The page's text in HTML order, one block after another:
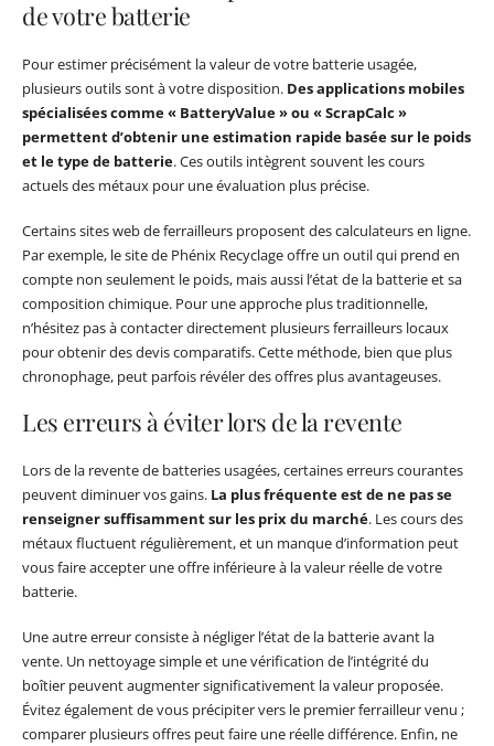
de votre batterie
Pour estimer précisément la valeur de votre batterie usagée,
plusieurs outils sont à votre disposition. Des applications mobiles
spécialisées comme « BatteryValue » ou « ScrapCalc »
permettent d’obtenir une estimation rapide basée sur le poids
et le type de batterie. Ces outils intègrent souvent les cours
actuels des métaux pour une évaluation plus précise.
Certains sites web de ferrailleurs proposent des calculateurs en ligne.
Par exemple, le site de Phénix Recyclage offre un outil qui prend en
compte non seulement le poids, mais aussi l’état de la batterie et sa
composition chimique. Pour une approche plus traditionnelle,
n’hésitez pas à contacter directement plusieurs ferrailleurs locaux
pour obtenir des devis comparatifs. Cette méthode, bien que plus
chronophage, peut parfois révéler des offres plus avantageuses.
Les erreurs à éviter lors de la revente
Lors de la revente de batteries usagées, certaines erreurs courantes
peuvent diminuer vos gains. La plus fréquente est de ne pas se
renseigner suffisamment sur les prix du marché. Les cours des
métaux fluctuent régulièrement, et un manque d’information peut
vous faire accepter une offre inférieure à la valeur réelle de votre
batterie.
Une autre erreur consiste à négliger l’état de la batterie avant la
vente. Un nettoyage simple et une vérification de l’intégrité du
boîtier peuvent augmenter significativement la valeur proposée.
Évitez également de vous précipiter vers le premier ferrailleur venu ;
comparer plusieurs offres peut faire une réelle différence. Enfin, ne